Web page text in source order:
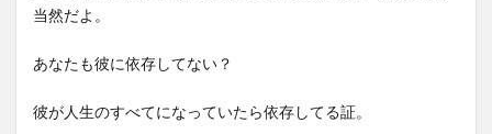
当然だよ。
あなたも彼に依存してない？
彼が人生のすべてになっていたら依存してる証。